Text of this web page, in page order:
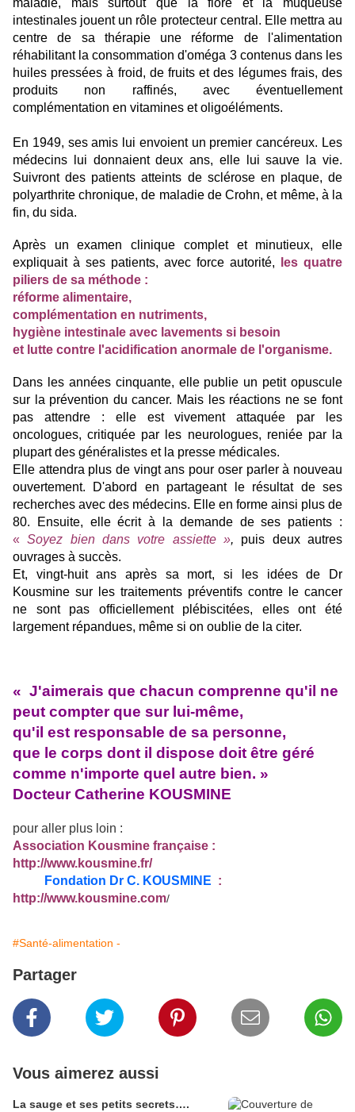
maladie, mais surtout que la flore et la muqueuse
intestinales jouent un rôle protecteur central. Elle mettra au
centre de sa thérapie une réforme de l'alimentation
réhabilitant la consommation d'oméga 3 contenus dans les
huiles pressées à froid, de fruits et des légumes frais, des
produits non raffinés, avec éventuellement
complémentation en vitamines et oligoéléments.
En 1949, ses amis lui envoient un premier cancéreux. Les
médecins lui donnaient deux ans, elle lui sauve la vie.
Suivront des patients atteints de sclérose en plaque, de
polyarthrite chronique, de maladie de Crohn, et même, à la
fin, du sida.
Après un examen clinique complet et minutieux, elle
expliquait à ses patients, avec force autorité,
les quatre
piliers de sa méthode :
réforme alimentaire,
complémentation en nutriments,
hygiène intestinale avec lavements si besoin
et lutte contre l'acidification anormale de l'organisme.
Dans les années cinquante, elle publie un petit opuscule
sur la prévention du cancer. Mais les réactions ne se font
pas attendre : elle est vivement attaquée par les
oncologues, critiquée par les neurologues, reniée par la
plupart des généralistes et la presse médicales.
Elle attendra plus de vingt ans pour oser parler à nouveau
ouvertement. D'abord en partageant le résultat de ses
recherches avec des médecins. Elle en forme ainsi plus de
80. Ensuite, elle écrit à la demande de ses patients :
«Soyez bien dans votre assiette »,
puis deux autres
ouvrages à succès.
Et, vingt-huit ans après sa mort, si les idées de Dr
Kousmine sur les traitements préventifs contre le cancer
ne sont pas officiellement plébiscitées, elles ont été
largement répandues, même si on oublie de la citer.
« J'aimerais que chacun comprenne qu'il ne
peut compter que sur lui-même,
qu'il est responsable de sa personne,
que le corps dont il dispose doit être géré
comme n'importe quel autre bien. »
Docteur Catherine KOUSMINE
pour aller plus loin :
Association Kousmine française :
http://www.kousmine.fr/
Fondation Dr C. KOUSMINE :
http://www.kousmine.com/
#Santé-alimentation -
Partager
Vous aimerez aussi
La sauge et ses petits secrets….